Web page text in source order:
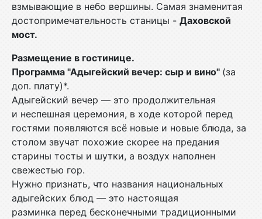
взмывающие в небо вершины. Самая знаменитая
достопримечательность станицы - Даховской
мост.
Размещение в гостинице.
Программа "Адыгейский вечер: сыр и вино" (за
доп. плату)*.
Адыгейский вечер — это продолжительная
и неспешная церемония, в ходе которой перед
гостями появляются всё новые и новые блюда, за
столом звучат похожие скорее на предания
старины тосты и шутки, а воздух наполнен
свежестью гор.
Нужно признать, что названия национальных
адыгейских блюд — это настоящая
разминка перед бесконечными традиционными